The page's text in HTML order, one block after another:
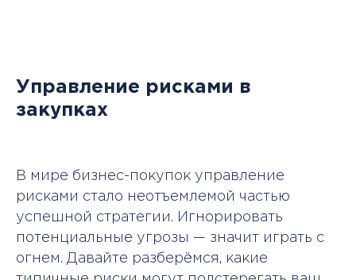
Управление рисками в
закупках
В мире бизнес-покупок управление
рисками стало неотъемлемой частью
успешной стратегии. Игнорировать
потенциальные угрозы — значит играть с
огнем. Давайте разберёмся, какие
+